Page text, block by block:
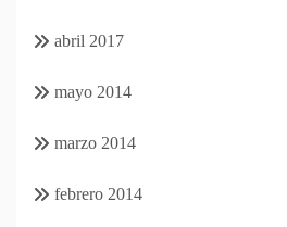
abril 2017
mayo 2014
marzo 2014
febrero 2014